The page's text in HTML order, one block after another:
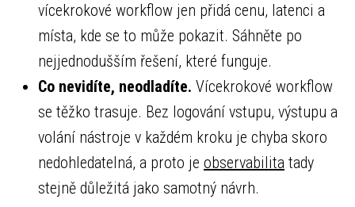
vícekrokové workflow jen přidá cenu, latenci a
místa, kde se to může pokazit. Sáhněte po
nejjednodušším řešení, které funguje.
Co nevidíte, neodladíte. Vícekrokové workflow
se těžko trasuje. Bez logování vstupu, výstupu a
volání nástroje v každém kroku je chyba skoro
nedohledatelná, a proto je observabilita tady
stejně důležitá jako samotný návrh.